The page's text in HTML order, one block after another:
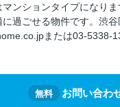
マンションタイプになり
過ごせる物件です。渋
または03-5338-
無料 お問い合わ